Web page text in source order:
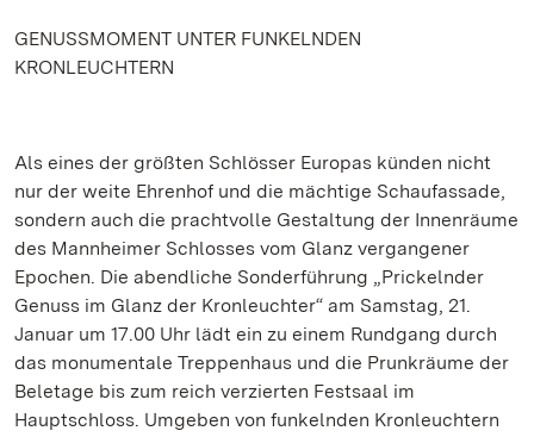
GENUSSMOMENT UNTER FUNKELNDEN
KRONLEUCHTERN
Als eines der größten Schlösser Europas künden nicht
nur der weite Ehrenhof und die mächtige Schaufassade,
sondern auch die prachtvolle Gestaltung der Innenräume
des Mannheimer Schlosses vom Glanz vergangener
Epochen. Die abendliche Sonderführung „Prickelnder
Genuss im Glanz der Kronleuchter“ am Samstag, 21.
Januar um 17.00 Uhr lädt ein zu einem Rundgang durch
das monumentale Treppenhaus und die Prunkräume der
Beletage bis zum reich verzierten Festsaal im
Hauptschloss. Umgeben von funkelnden Kronleuchtern